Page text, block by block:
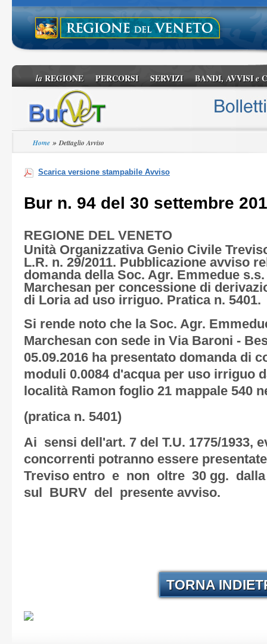
laREGIONE PERCORSI SERVIZI BANDI, AVVISIe
Home »Dettaglio Avviso
Scarica versione stampabile Avviso
Bur n. 94 del 30 settembre
REGIONE DEL VENETO
Unità Organizzativa Genio Civile
L.R. n. 29/2011. Pubblicazione avviso
domanda della Soc. Agr. Emmedue
Marchesan per concessione di
di Loria ad uso irriguo. Pratica n. 5401.
Si rende noto che la Soc. Agr.
Marchesan con sede in Via Baroni -
05.09.2016 ha presentato domanda di
moduli 0.0084 d'acqua per uso irriguo
località Ramon foglio 21 mappale 540
(pratica n. 5401)
Ai sensi dell'art. 7 del T.U. 1775/1933,
concorrenti potranno essere
Treviso entro e non oltre 30 gg.
sul BURV del presente avviso.
TORNA